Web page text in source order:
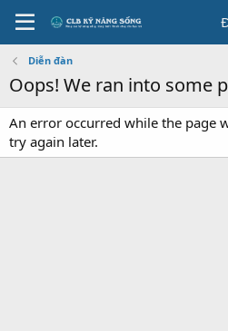
Diễn đàn
Oops! We ran into some
An error occurred while the page
try again later.